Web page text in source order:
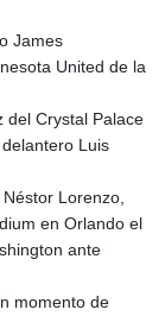
James
United de la
del Crystal Palace
Luis
Lorenzo,
en Orlando el
ante
momento de